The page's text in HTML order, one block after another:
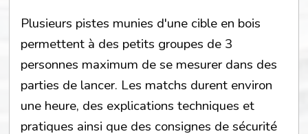
Plusieurs pistes munies d'une cible en bois
permettent à des petits groupes de 3
personnes maximum de se mesurer dans des
parties de lancer. Les matchs durent environ
une heure, des explications techniques et
pratiques ainsi que des consignes de sécurité